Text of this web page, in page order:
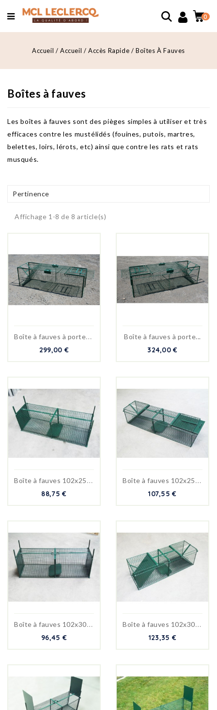
0
Accueil Accueil Accès Rapide Boîtes À Fauves
Boîtes à fauves
Les boîtes à fauves sont des pièges simples à utiliser et très
efficaces contre les mustélidés (fouines, putois, martres,
belettes, loirs, lérots, etc) ainsi que contre les rats et rats
musqués.
Pertinence
Affichage 1-8 de 8 article(s)
B
oîte à fauves à portes...
299,00 €
Boîte à fauves à porte...
324,00 €
B
oîte à fauves 102x25x25cm
88,75 €
B
oîte à fauves 102x25x25cm...
107,55 €
B
oîte à fauves 102x30x30 cm
96,45 €
B
oîte à fauves 102x30x30...
123,35 €